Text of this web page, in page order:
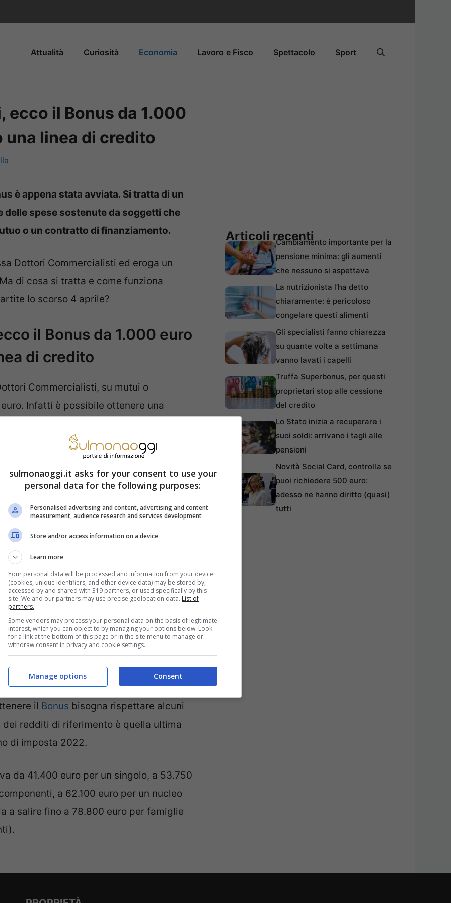
Attualità Curiosità Economia Lavoro e Fisco Spettacolo Sport
il Bonus da 1.000
una linea di credito
è appena stata avviata. Si tratta di un
spese sostenute da soggetti che
o un contratto di finanziamento.
Dottori Commercialisti ed eroga un
di cosa si tratta e come funziona
lo scorso 4 aprile?
il Bonus da 1.000 euro
di credito
Commercialisti, su mutui o
Infatti è possibile ottenere una
per mutui o finanziamenti, sostenute
alla Cassa Dottori Commercialisti ed
Basta che l’interessato nel corso del
al 31 dicembre dello scorso anno), abbia
E non per forza per l’attività professionale,
anche operazioni che riguardano la
Il contributo è a copertura totale degli
di finanziamento, fino al tetto massimo
tutti i Dottori Commercialisti iscritti alla
dicembre 2024. Non potranno fare
un trattamento dalla Cassa Dottori
trattamento di invalidità per professionisti
il Bonus bisogna rispettare alcuni
redditi di riferimento è quella ultima
di imposta 2022.
da 41.400 euro per un singolo, a 53.750
a 62.100 euro per un nucleo
a salire fino a 78.800 euro per famiglie
Articoli recentiCambiamento importante per la
pensione minima: gli aumenti
che nessuno si aspettava
La nutrizionista l’ha detto
chiaramente: è pericoloso
congelare questi alimenti
Gli specialisti fanno chiarezza
su quante volte a settimana
vanno lavati i capelli
Truffa Superbonus, per questi
proprietari stop alle cessione
del credito
Lo Stato inizia a recuperare i
suoi soldi: arrivano i tagli alle
pensioni
Novità Social Card, controlla se
puoi richiedere 500 euro:
adesso ne hanno diritto (quasi)
tutti
sulmonaoggi.it asks for your consent to use your
personal data for the following purposes:
Personalised advertising and content, advertising and content
measurement, audience research and services development
Store and/or access information on a device
Learn more
Your personal data will be processed and information from your device
(cookies, unique identifiers, and other device data) may be stored by,
accessed by and shared with 319 partners, or used specifically by this
site. We and our partners may use precise geolocation data. List of
partners.
Some vendors may process your personal data on the basis of legitimate
interest, which you can object to by managing your options below. Look
for a link at the bottom of this page or in the site menu to manage or
withdraw consent in privacy and cookie settings.
Consent
Manage options